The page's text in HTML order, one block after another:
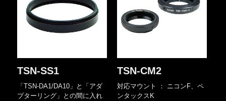
TSN-SS1
「TSN-DA1/DA10」と「アダ
プターリング」との間に入れ
TSN-CM2
対応マウント ： ニコンF、ペ
ンタックスK